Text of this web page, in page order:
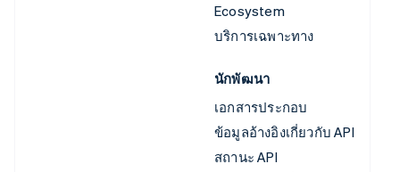
Ecosystem
บริการเฉพาะทาง
นักพัฒนา
เอกสารประกอบ
ข้อมูลอ้างอิงเกี่ยวกับ API
สถานะ API